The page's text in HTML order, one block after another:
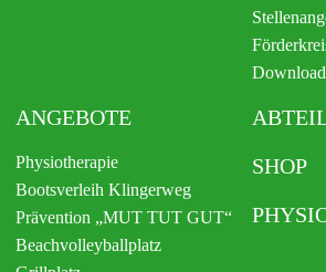
ANGEBOTE
Physiotherapie
Bootsverleih Klingerweg
Prävention „MUT TUT GUT“
Beachvolleyballplatz
SHOP